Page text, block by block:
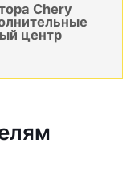
Chery
центр